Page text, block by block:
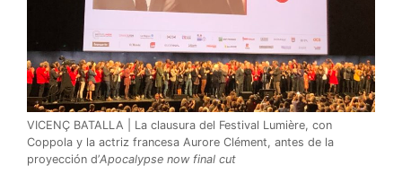
VICENÇ BATALLA | La clausura del Festival Lumière, con
Coppola y la actriz francesa Aurore Clément, antes de la
proyección d’Apocalypse now final cut